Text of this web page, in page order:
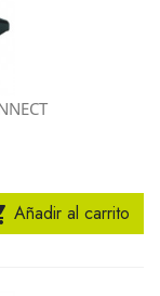
Añadir al carrito